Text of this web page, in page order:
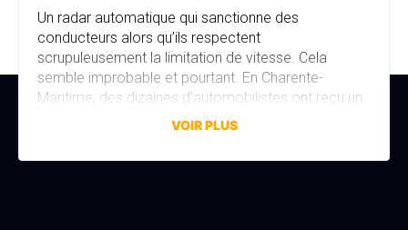
Un radar automatique qui sanctionne des
conducteurs alors qu’ils respectent
scrupuleusement la limitation de vitesse. Cela
semble improbable et pourtant. En Charente-
Maritime, des dizaines d’automobilistes ont reçu un
avis de contravention alors qu’ils n’avaient commis
discrète mais aux conséquences bien réelles. Une
VOIR PLUS